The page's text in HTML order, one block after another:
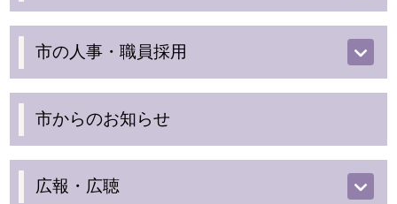
市の人事・職員採用
市からのお知らせ
広報・広聴